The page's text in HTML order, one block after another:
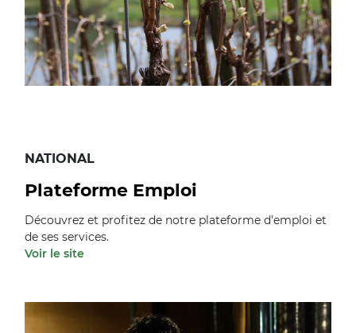
NATIONAL
Plateforme Emploi
Découvrez et profitez de notre plateforme d'emploi et
de ses services.
Voir le site